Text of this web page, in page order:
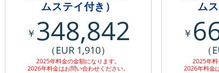
ムステイ付き）
￥ 348,842
（EUR 1,910）
2025年料金の金額になります。
2026年料金はお問い合わせください。
ム
￥
2025年
2026年料金